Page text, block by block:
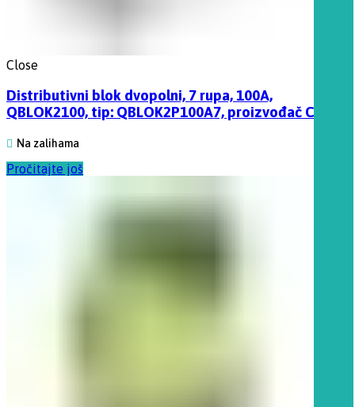
Close
Distributivni blok dvopolni, 7 rupa, 100A,
QBLOK2100, tip: QBLOK2P100A7, proizvođač Cabur
Na zalihama
Pročitajte još